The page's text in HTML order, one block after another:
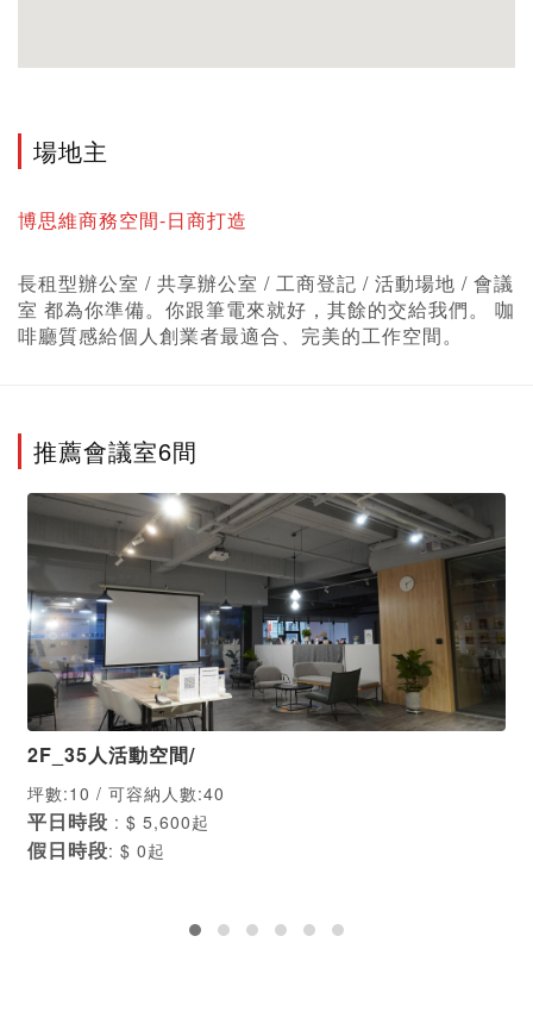
場地主
博思維商務空間-日商打造
長租型辦公室 / 共享辦公室 / 工商登記 / 活動場地 / 會議
室 都為你準備。你跟筆電來就好，其餘的交給我們。 咖
啡廳質感給個人創業者最適合、完美的工作空間。
推薦會議室6間
2F_35人活動空間/
坪數:10 / 可容納人數:40
平日時段 : $ 5,600起
假日時段: $ 0起